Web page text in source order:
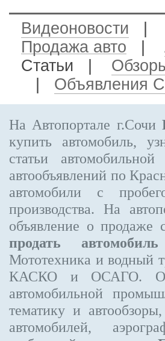
Видеоновости
Продажа авто
Статьи |
Объявления
На Автопортале г.Сочи
купить автомобиль,
статьи
автообъявлений по
автомобили с
производства. На
объявление о продаже
продать автомобиль
Мототехника и водный
КАСКО и ОСАГО.
автомобильной
тематику и
автомобилей,